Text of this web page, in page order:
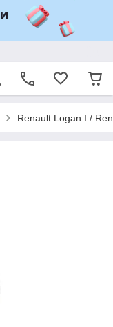
Renault Logan I /